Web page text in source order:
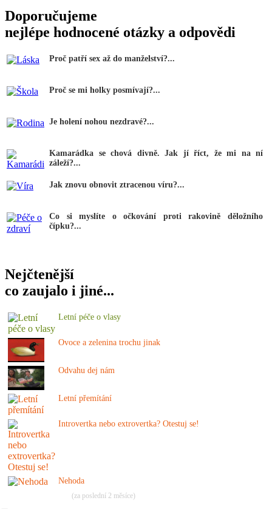
Doporučujeme
nejlépe hodnocené otázky a odpovědi
Proč patří sex až do manželství?...
Proč se mi holky posmívají?...
Je holení nohou nezdravé?...
Kamarádka se chová divně. Jak jí říct, že mi na ní
záleží?...
Jak znovu obnovit ztracenou víru?...
Co si myslíte o očkování proti rakovině děložního
čípku?...
Nejčtenější
co zaujalo i jiné...
Letní péče o vlasy
Ovoce a zelenina trochu jinak
Odvahu dej nám
Letní přemítání
Introvertka nebo extrovertka? Otestuj se!
Nehoda
(za poslední 2 měsíce)